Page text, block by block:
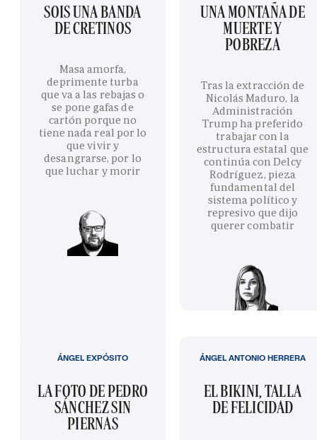
SOIS UNA BANDA
DE CRETINOS
Masa amorfa,
deprimente turba
que va a las rebajas o
se pone gafas de
cartón porque no
tiene nada real por lo
que vivir y
desangrarse, por lo
que luchar y morir
UNA MONTAÑA DE
MUERTE Y
POBREZA
Tras la extracción de
Nicolás Maduro, la
Administración
Trump ha preferido
trabajar con la
estructura estatal que
continúa con Delcy
Rodríguez, pieza
fundamental del
sistema político y
represivo que dijo
querer combatir
LA FOTO DE PEDRO
SÁNCHEZ SIN
PIERNAS
ÁNGEL EXPÓSITO
EL BIKINI, TALLA
DE FELICIDAD
ÁNGEL ANTONIO HERRERA